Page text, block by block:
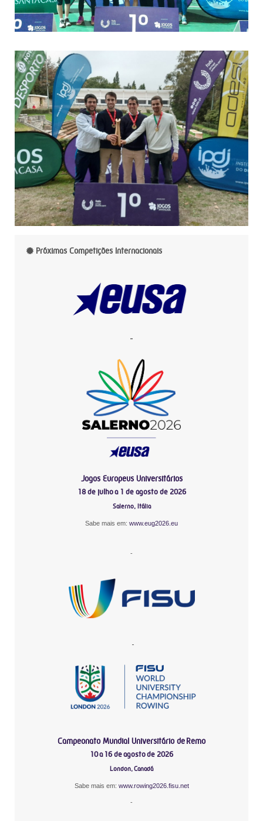
Próximas Competições Internacionais
-
Jogos Europeus Universitários
18 de julho a 1 de agosto de 2026
Salerno, Itália
Sabe mais em: www.eug2026.eu
-
-
Campeonato Mundial Universitário de Remo
10 a 16 de agosto de 2026
London, Canadá
Sabe mais em: www.rowing2026.fisu.net
-